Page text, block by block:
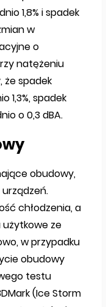
1,8% i spadek
w
o
natężeniu
że spadek
1,3%, spadek
o 0,3 dBA.
obudowy,
chłodzenia, a
ze
w przypadku
obudowy
testu
(Ice Storm